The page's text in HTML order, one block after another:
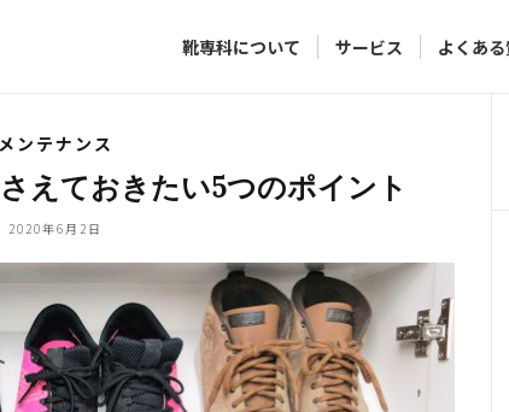
靴専科について サービス よくあ
メンテナンス
えておきたい5つのポイント
2020年6月2日